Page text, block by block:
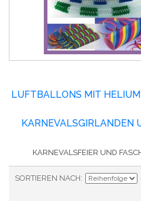
LUFTBALLONS MIT
KARNEVALSGIRLANDEN
KARNEVALSFEIER UND
SORTIEREN NACH